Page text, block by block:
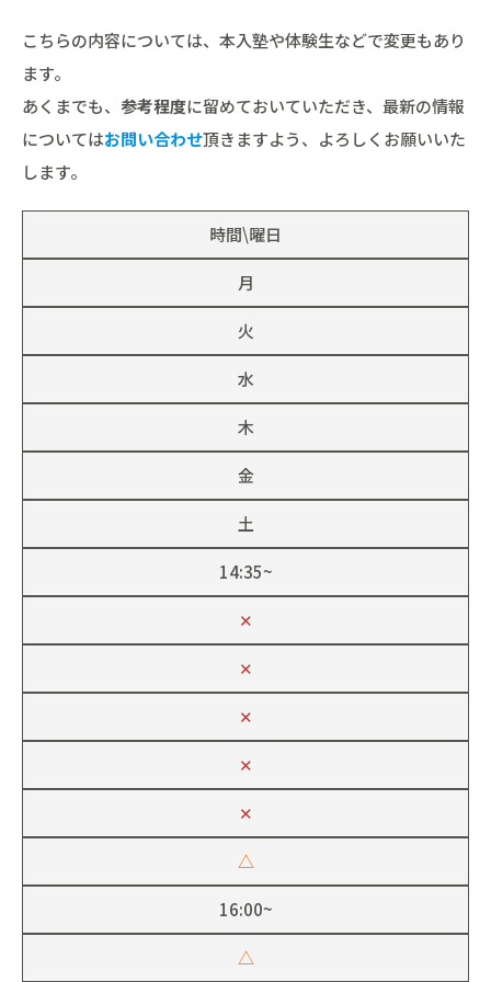
こちらの内容については、本入塾や体験生などで変更もあり
ます。
あくまでも、 参考程度に留めておいていただき、最新の情報
についてはお問い合わせ頂きますよう、よろしくお願いいた
します。
時間\曜日
月
火
水
木
金
土
14:35~
✕
✕
✕
✕
✕
△
16:00~
△